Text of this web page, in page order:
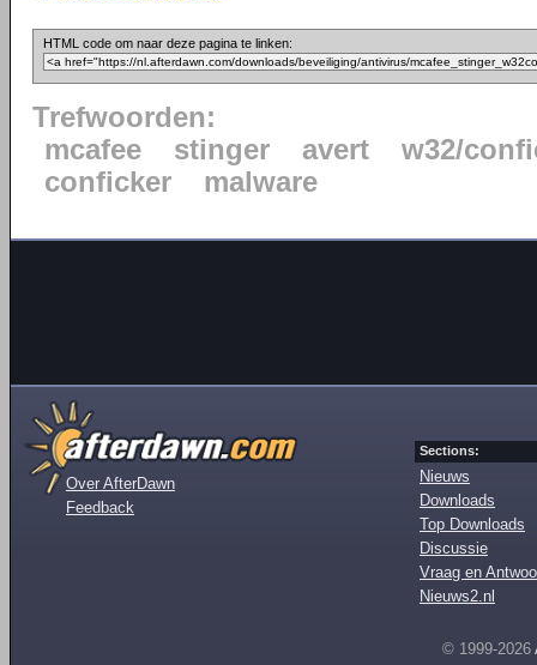
HTML code om naar deze pagina te linken:
Trefwoorden:
mcafee
stinger avert
w32/
conficker
malware
Over AfterDawn
Feedback
Sections:
Nieuws
Downloads
Top Downloads
Discussie
Vraag en
Nieuws2.nl
© 1999-2026